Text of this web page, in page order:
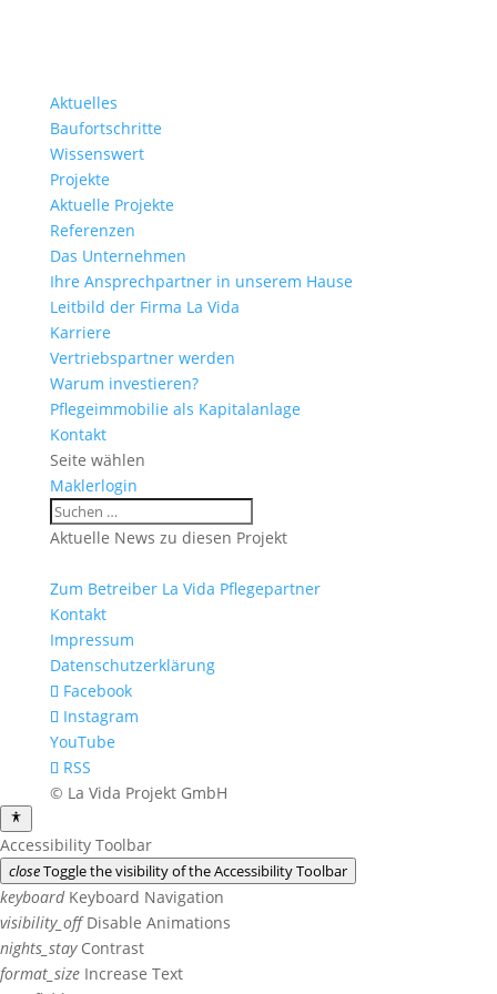
Aktuelles
Baufortschritte
Wissenswert
Projekte
Aktuelle Projekte
Referenzen
Das Unternehmen
Ihre Ansprechpartner in unserem Hause
Leitbild der Firma La Vida
Karriere
Vertriebspartner werden
Warum investieren?
Pflegeimmobilie als Kapitalanlage
Kontakt
Seite wählen
Maklerlogin
Aktuelle News zu diesen Projekt
Zum Betreiber La Vida Pflegepartner
Kontakt
Impressum
Datenschutzerklärung
Facebook
Instagram
YouTube
RSS
© La Vida Projekt GmbH
Accessibility Toolbar
closeToggle the visibility of the Accessibility Toolbar
keyboard Keyboard Navigation
visibility_off Disable Animations
nights_stay Contrast
format_size Increase Text